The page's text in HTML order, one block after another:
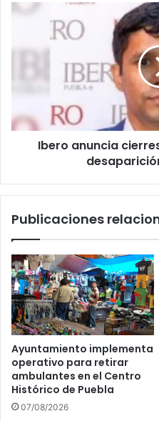
pequeñas
empresas
poblanas
desaparición
de
docenteIbero anuncia
Publicaciones
Ayuntamiento implementa
operativo para retirar
ambulantes en el Centro
Histórico de Puebla
07/08/2026